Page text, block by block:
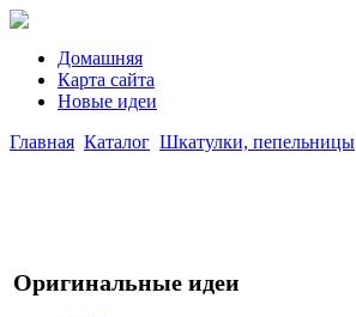
Домашняя
Карта сайта
Новые идеи
Главная Каталог Шкатулки, пепельницы
Оригинальные идеи